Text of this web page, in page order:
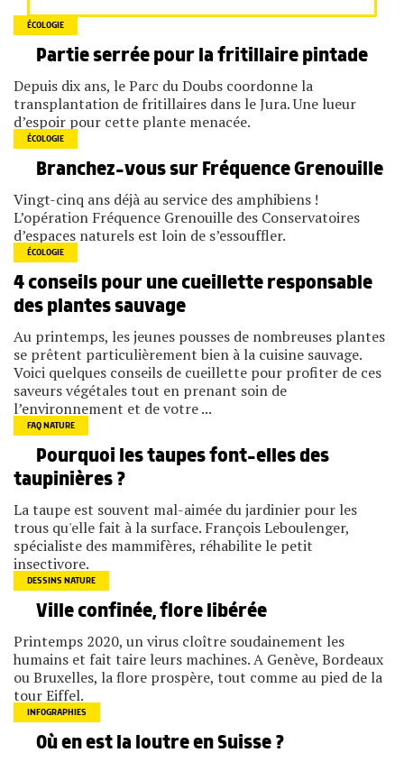
ÉCOLOGIE
Partie serrée pour la fritillaire pintade
Depuis dix ans, le Parc du Doubs coordonne la
transplantation de fritillaires dans le Jura. Une lueur
d’espoir pour cette plante menacée.
ÉCOLOGIE
Branchez-vous sur Fréquence Grenouille
Vingt-cinq ans déjà au service des amphibiens !
L’opération Fréquence Grenouille des Conservatoires
d’espaces naturels est loin de s’essouffler.
ÉCOLOGIE
4 conseils pour une cueillette responsable
des plantes sauvage
Au printemps, les jeunes pousses de nombreuses plantes
se prêtent particulièrement bien à la cuisine sauvage.
Voici quelques conseils de cueillette pour profiter de ces
saveurs végétales tout en prenant soin de
l’environnement et de votre ...
FAQ NATURE
Pourquoi les taupes font-elles des
taupinières ?
La taupe est souvent mal-aimée du jardinier pour les
trous qu'elle fait à la surface. François Leboulenger,
spécialiste des mammifères, réhabilite le petit
insectivore.
DESSINS NATURE
Ville confinée, flore libérée
Printemps 2020, un virus cloître soudainement les
humains et fait taire leurs machines. A Genève, Bordeaux
ou Bruxelles, la flore prospère, tout comme au pied de la
tour Eiffel.
INFOGRAPHIES
Où en est la loutre en Suisse ?